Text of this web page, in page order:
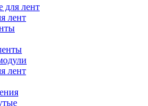
лент
лент
лент